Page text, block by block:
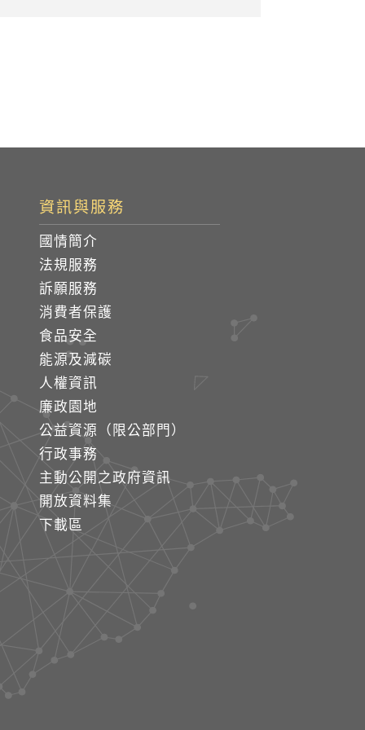
資訊與服務
國情簡介
法規服務
訴願服務
消費者保護
食品安全
能源及減碳
人權資訊
廉政園地
公益資源（限公部門）
行政事務
主動公開之政府資訊
開放資料集
下載區